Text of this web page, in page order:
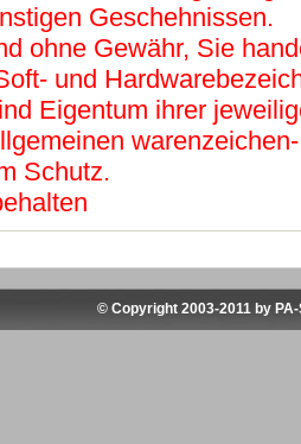
Geschehnissen.
ohne Gewähr, Sie
und
Eigentum ihrer
Schutz.
© Copyright 2003-2011 by